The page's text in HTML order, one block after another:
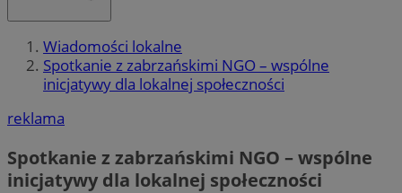
Wiadomości lokalne
Spotkanie z zabrzańskimi NGO – wspólne
inicjatywy dla lokalnej społeczności
reklama
Spotkanie z zabrzańskimi NGO – wspólne
inicjatywy dla lokalnej społeczności